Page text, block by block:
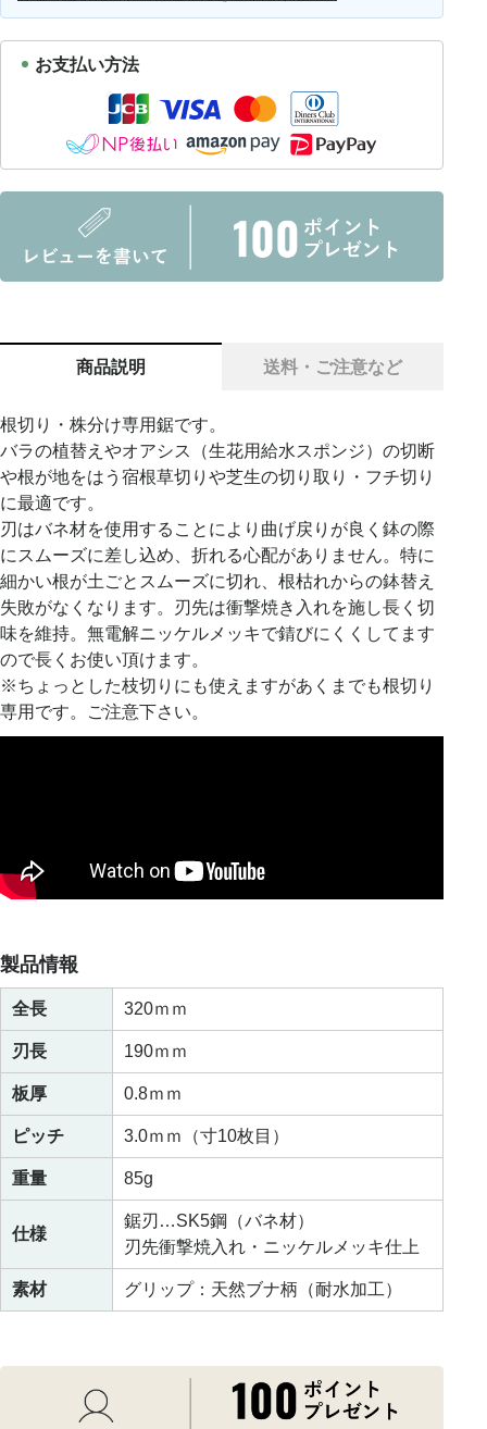
お支払い方法
商品説明 送料・ご注意など
根切り・株分け専用鋸です。
バラの植替えやオアシス（生花用給水スポンジ）の切断
や根が地をはう宿根草切りや芝生の切り取り・フチ切り
に最適です。
刃はバネ材を使用することにより曲げ戻りが良く鉢の際
にスムーズに差し込め、折れる心配がありません。特に
細かい根が土ごとスムーズに切れ、根枯れからの鉢替え
失敗がなくなります。刃先は衝撃焼き入れを施し長く切
味を維持。無電解ニッケルメッキで錆びにくくしてます
ので長くお使い頂けます。
※ちょっとした枝切りにも使えますがあくまでも根切り
専用です。ご注意下さい。
製品情報
全長 320ｍｍ
刃長 190ｍｍ
板厚 0.8ｍｍ
ピッチ 3.0ｍｍ（寸10枚目）
重量 85g
仕様
鋸刃…SK5鋼（バネ材）
刃先衝撃焼入れ・ニッケルメッキ仕上
素材 グリップ：天然ブナ柄（耐水加工）